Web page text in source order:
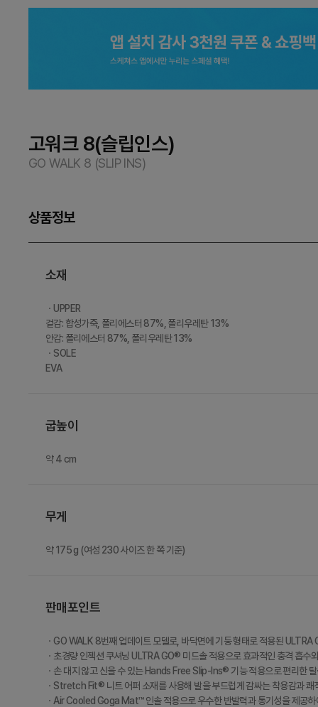
고워크 8(슬립인스)
GO WALK 8 (SLIP INS)
상품정보
소재
ㆍUPPER
겉감: 합성가죽, 폴리에스터 87%, 폴리우레탄 13%
안감: 폴리에스터 87%, 폴리우레탄 13%
ㆍSOLE
EVA
굽높이
약 4 cm
무게
약 175 g (여성 230 사이즈 한 쪽 기준)
판매포인트
ㆍGO WALK 8번째 업데이트 모델로, 바닥면에 기둥 형태로 적용된
ㆍ초경량 인젝션 쿠셔닝 ULTRA GO® 미드솔 적용으로 효과적인 충격 흡수
ㆍ손 대지 않고 신을 수 있는 Hands Free Slip-Ins® 기능 적용으로 편리한
ㆍStretch Fit® 니트 어퍼 소재를 사용해 발을 부드럽게 감싸는 착용감과 쾌
ㆍAir Cooled Goga Mat™ 인솔 적용으로 우수한 반발력과 통기성을 제공하